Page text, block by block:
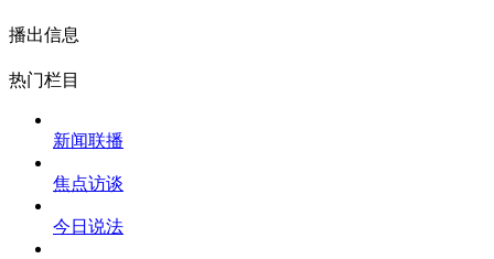
播出信息
热门栏目
新闻联播
焦点访谈
今日说法